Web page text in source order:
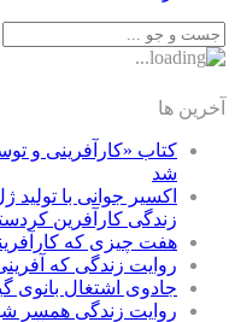
آخرین ها
کتاب «کارآفرینی و
شد
اکسیر جوانی با
زندگی کارآفرین
هفت چیزی که
روایت زندگی که
جادوی اشتغال بانوی
روایت زندگی همسر